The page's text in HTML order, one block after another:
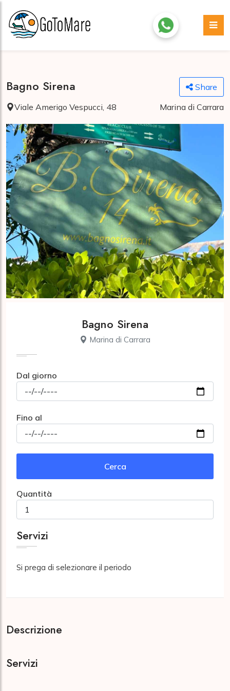
Bagno Sirena
Share
Viale Amerigo Vespucci, 48
Marina di Carrara
Bagno Sirena
Marina di Carrara
Dal giorno
Fino al
Cerca
Quantità
Servizi
Si prega di selezionare il periodo
Descrizione
Servizi